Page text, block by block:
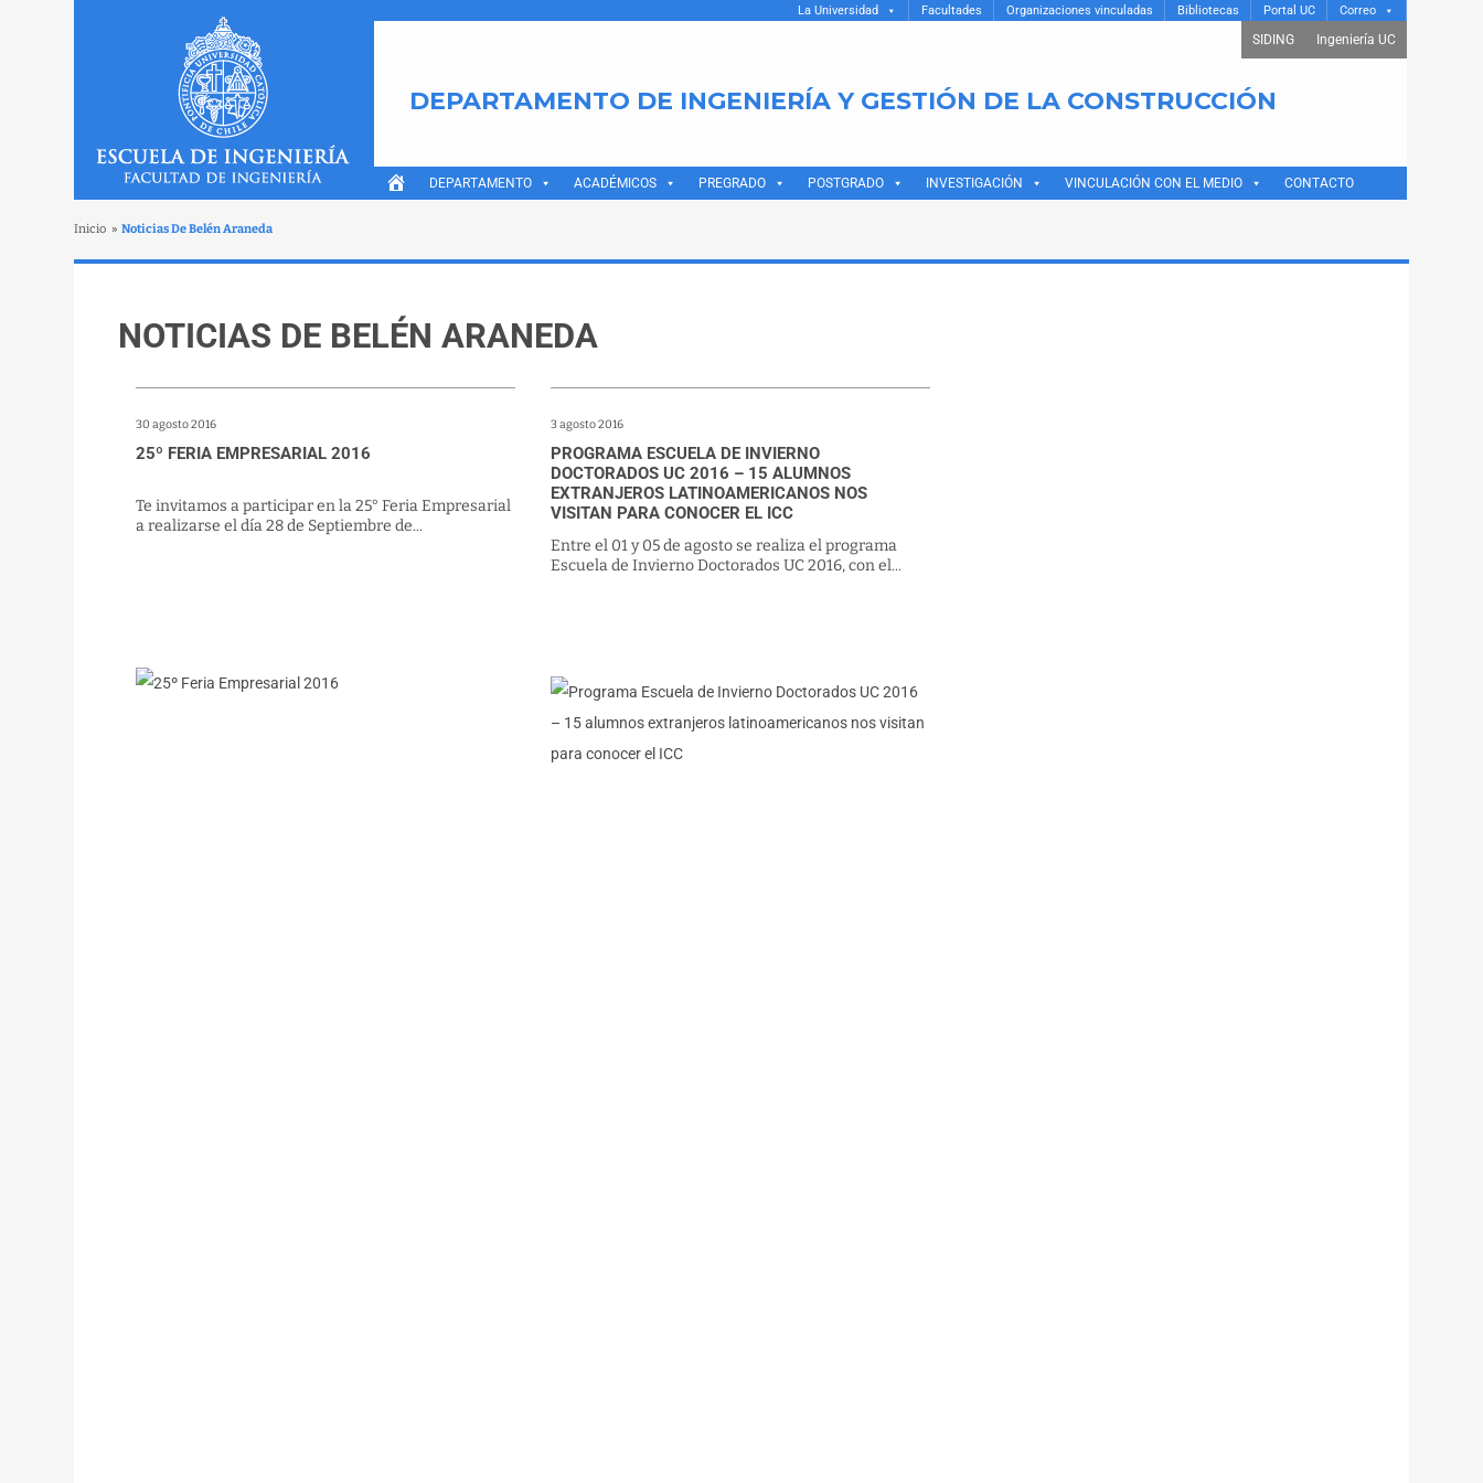
La Universidad Facultades Organizaciones vinculadas Bibliotecas Portal UC Correo
SIDING Ingeniería UC
DEPARTAMENTO DE INGENIERÍA Y GESTIÓN DE LA CONSTRUCCIÓN
DEPARTAMENTO ACADÉMICOS PREGRADO POSTGRADO INVESTIGACIÓN VINCULACIÓN CON EL MEDIO CONTACTO
Inicio » Noticias De Belén Araneda
NOTICIAS DE BELÉN ARANEDA
30 agosto 2016
25º FERIA EMPRESARIAL 2016
Te invitamos a participar en la 25° Feria Empresarial
a realizarse el día 28 de Septiembre de...
3 agosto 2016
PROGRAMA ESCUELA DE INVIERNO
DOCTORADOS UC 2016 – 15 ALUMNOS
EXTRANJEROS LATINOAMERICANOS NOS
VISITAN PARA CONOCER EL ICC
Entre el 01 y 05 de agosto se realiza el programa
Escuela de Invierno Doctorados UC 2016, con el...